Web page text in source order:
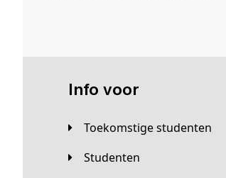
Info voor
Toekomstige studenten
Studenten